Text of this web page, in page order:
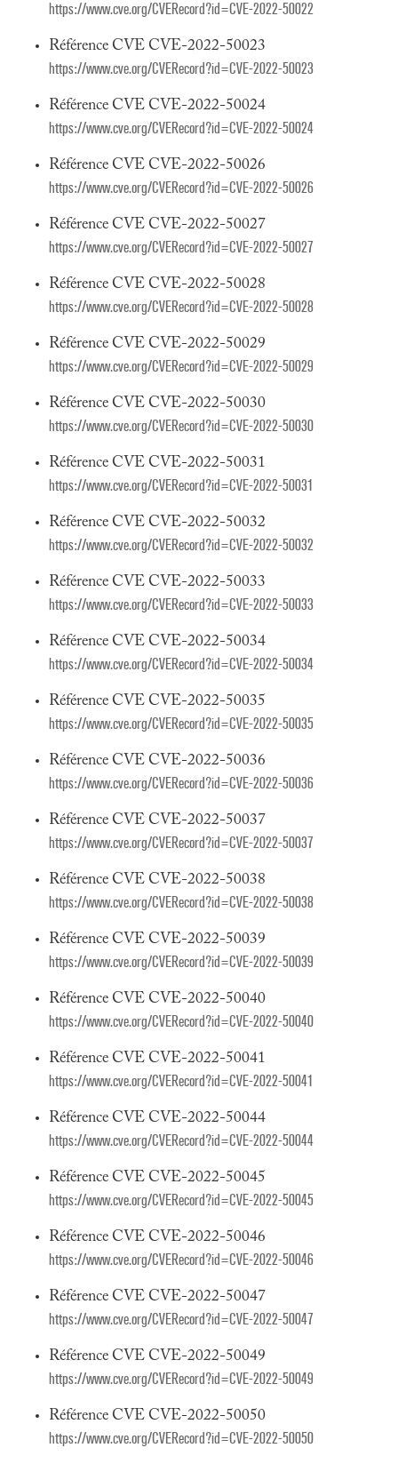
https://www.cve.org/CVERecord?id=CVE-2022-50022
Référence CVE CVE-2022-50023
https://www.cve.org/CVERecord?id=CVE-2022-50023
Référence CVE CVE-2022-50024
https://www.cve.org/CVERecord?id=CVE-2022-50024
Référence CVE CVE-2022-50026
https://www.cve.org/CVERecord?id=CVE-2022-50026
Référence CVE CVE-2022-50027
https://www.cve.org/CVERecord?id=CVE-2022-50027
Référence CVE CVE-2022-50028
https://www.cve.org/CVERecord?id=CVE-2022-50028
Référence CVE CVE-2022-50029
https://www.cve.org/CVERecord?id=CVE-2022-50029
Référence CVE CVE-2022-50030
https://www.cve.org/CVERecord?id=CVE-2022-50030
Référence CVE CVE-2022-50031
https://www.cve.org/CVERecord?id=CVE-2022-50031
Référence CVE CVE-2022-50032
https://www.cve.org/CVERecord?id=CVE-2022-50032
Référence CVE CVE-2022-50033
https://www.cve.org/CVERecord?id=CVE-2022-50033
Référence CVE CVE-2022-50034
https://www.cve.org/CVERecord?id=CVE-2022-50034
Référence CVE CVE-2022-50035
https://www.cve.org/CVERecord?id=CVE-2022-50035
Référence CVE CVE-2022-50036
https://www.cve.org/CVERecord?id=CVE-2022-50036
Référence CVE CVE-2022-50037
https://www.cve.org/CVERecord?id=CVE-2022-50037
Référence CVE CVE-2022-50038
https://www.cve.org/CVERecord?id=CVE-2022-50038
Référence CVE CVE-2022-50039
https://www.cve.org/CVERecord?id=CVE-2022-50039
Référence CVE CVE-2022-50040
https://www.cve.org/CVERecord?id=CVE-2022-50040
Référence CVE CVE-2022-50041
https://www.cve.org/CVERecord?id=CVE-2022-50041
Référence CVE CVE-2022-50044
https://www.cve.org/CVERecord?id=CVE-2022-50044
Référence CVE CVE-2022-50045
https://www.cve.org/CVERecord?id=CVE-2022-50045
Référence CVE CVE-2022-50046
https://www.cve.org/CVERecord?id=CVE-2022-50046
Référence CVE CVE-2022-50047
https://www.cve.org/CVERecord?id=CVE-2022-50047
Référence CVE CVE-2022-50049
https://www.cve.org/CVERecord?id=CVE-2022-50049
Référence CVE CVE-2022-50050
https://www.cve.org/CVERecord?id=CVE-2022-50050